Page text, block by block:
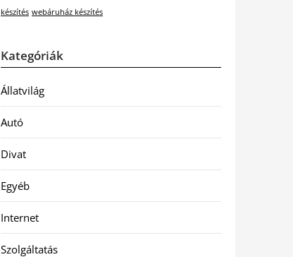
készítés webáruház készítés
Kategóriák
Állatvilág
Autó
Divat
Egyéb
Internet
Szolgáltatás